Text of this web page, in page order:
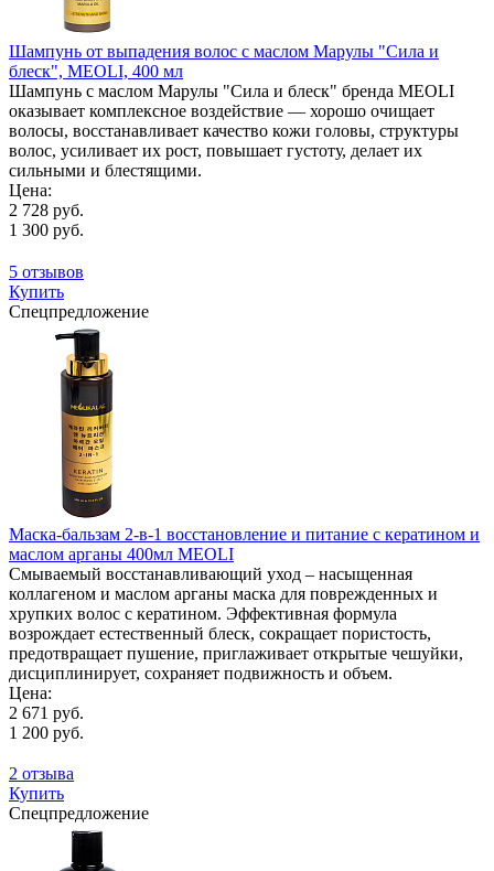
Шампунь от выпадения волос с маслом Марулы "Сила и
блеск", MEOLI, 400 мл
Шампунь с маслом Марулы "Сила и блеск" бренда MEOLI
оказывает комплексное воздействие — хорошо очищает
волосы, восстанавливает качество кожи головы, структуры
волос, усиливает их рост, повышает густоту, делает их
сильными и блестящими.
Цена:
2 728 руб.
1 300 руб.
5 отзывов
Купить
Спецпредложение
Маска-бальзам 2-в-1 восстановление и питание с кератином и
маслом арганы 400мл MEOLI
Смываемый восстанавливающий уход – насыщенная
коллагеном и маслом арганы маска для поврежденных и
хрупких волос с кератином. Эффективная формула
возрождает естественный блеск, сокращает пористость,
предотвращает пушение, приглаживает открытые чешуйки,
дисциплинирует, сохраняет подвижность и объем.
Цена:
2 671 руб.
1 200 руб.
2 отзыва
Купить
Спецпредложение